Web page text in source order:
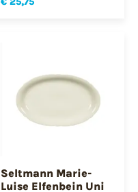
Seltmann Marie-
Luise Elfenbein Uni